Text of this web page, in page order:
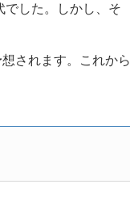
でした。しかし、そ
されます。これから